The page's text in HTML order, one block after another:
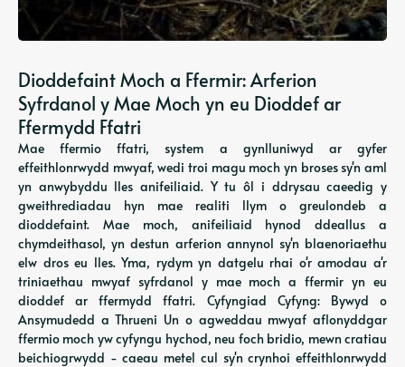
Dioddefaint Moch a Ffermir: Arferion
Syfrdanol y Mae Moch yn eu Dioddef ar
Ffermydd Ffatri
Mae ffermio ffatri, system a gynlluniwyd ar gyfer
effeithlonrwydd mwyaf, wedi troi magu moch yn broses sy'n aml
yn anwybyddu lles anifeiliaid. Y tu ôl i ddrysau caeedig y
gweithrediadau hyn mae realiti llym o greulondeb a
dioddefaint. Mae moch, anifeiliaid hynod ddeallus a
chymdeithasol, yn destun arferion annynol sy'n blaenoriaethu
elw dros eu lles. Yma, rydym yn datgelu rhai o'r amodau a'r
triniaethau mwyaf syfrdanol y mae moch a ffermir yn eu
dioddef ar ffermydd ffatri. Cyfyngiad Cyfyng: Bywyd o
Ansymudedd a Thrueni Un o agweddau mwyaf aflonyddgar
ffermio moch yw cyfyngu hychod, neu foch bridio, mewn cratiau
beichiogrwydd - caeau metel cul sy'n crynhoi effeithlonrwydd